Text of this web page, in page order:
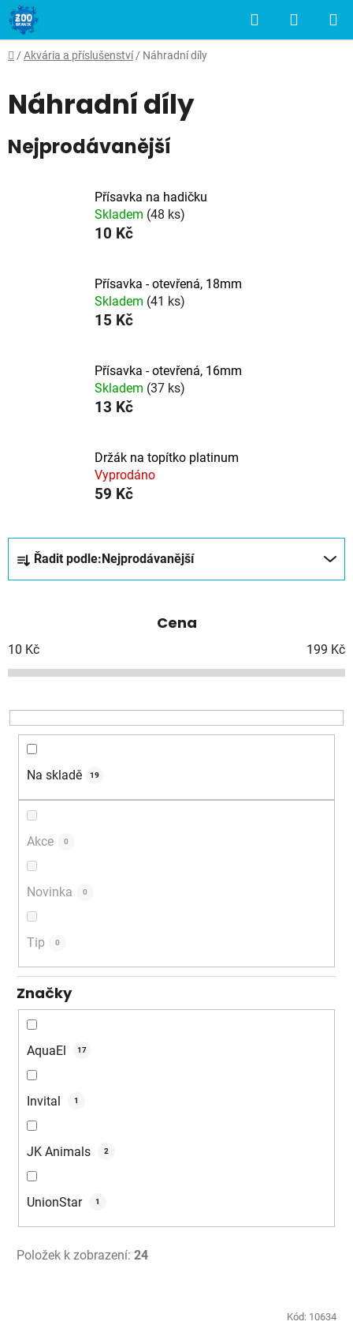
Přejít
na
obsah
Hledat
KOŠÍK
Domů
/ Akvária a příslušenství / Náhradní díly
Náhradní díly
Nejprodávanější
Přísavka na hadičku
Skladem (48 ks)
10 Kč
Přísavka - otevřená, 18mm
Skladem (41 ks)
15 Kč
Přísavka - otevřená, 16mm
Skladem (37 ks)
13 Kč
Držák na topítko platinum
Vyprodáno
59 Kč
Ř
a
z
í
p
o
d
Řadit podle: Nejprodávanější
Cena
10 Kč 199 Kč
Na skladě 19
Akce 0
Novinka 0
Tip 0
Značky
AquaEl 17
Invital 1
JK Animals 2
UnionStar 1
Položek k zobrazení: 24
Kód: 10634